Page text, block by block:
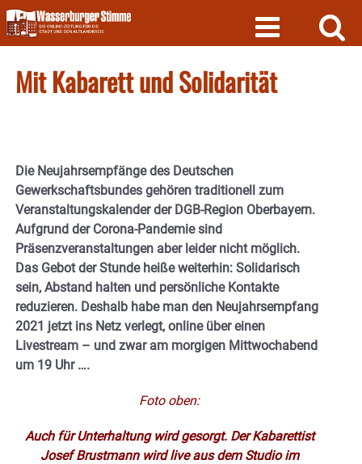
Skip
to
content
Mit Kabarett und Solidarität
Die Neujahrsempfänge des Deutschen
Gewerkschaftsbundes gehören traditionell zum
Veranstaltungskalender der DGB-Region Oberbayern.
Aufgrund der Corona-Pandemie sind
Präsenzveranstaltungen aber leider nicht möglich.
Das Gebot der Stunde heiße weiterhin: Solidarisch
sein, Abstand halten und persönliche Kontakte
reduzieren. Deshalb habe man den Neujahrsempfang
2021 jetzt ins Netz verlegt, online über einen
Livestream – und zwar am morgigen Mittwochabend
um 19 Uhr ….
Foto oben:
Auch für Unterhaltung wird gesorgt. Der Kabarettist
Josef Brustmann wird live aus dem Studio im